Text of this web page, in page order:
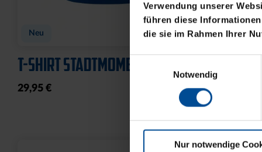
Verwendung unserer
führen diese
die sie im Rahmen Ihrer
Einwilligungsauswahl
Notwendig
Nur notwendige
Neu
T-SHIRT STADTMOMENTE
29,95 €
Neu
HOODIE
59,95 €